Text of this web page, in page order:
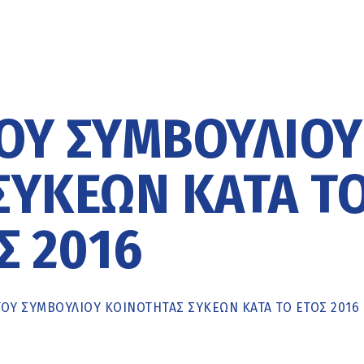
ΣΥΜΒΟΥΛΊΟΥ
ΚΑΤΆ
2016
ΣΥΜΒΟΥΛΊΟΥ ΚΟΙΝΌΤΗΤΑΣ ΣΥΚΕΏΝ ΚΑΤΆ ΤΟ ΈΤΟΣ 2016